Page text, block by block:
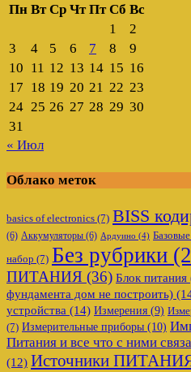
Пн Вт Ср Чт Пт Сб Вс
1
2
3
4 5 6 7 8
9
10 11 12 13 14 15 16
17 18 19 20 21 22 23
24 25 26 27 28 29 30
31
« Июл
Облако меток
basics of electronics (7) BISS
(6) Аккумуляторы (6) Ардуино (4)
набор (7) Без рубрики
ПИТАНИЯ (36) Блок питания
фундамента дом не построить)
устройства (14) Измерения (9)
(7) Измерительные приборы (10)
Питания и все что с ними
(12) Источники